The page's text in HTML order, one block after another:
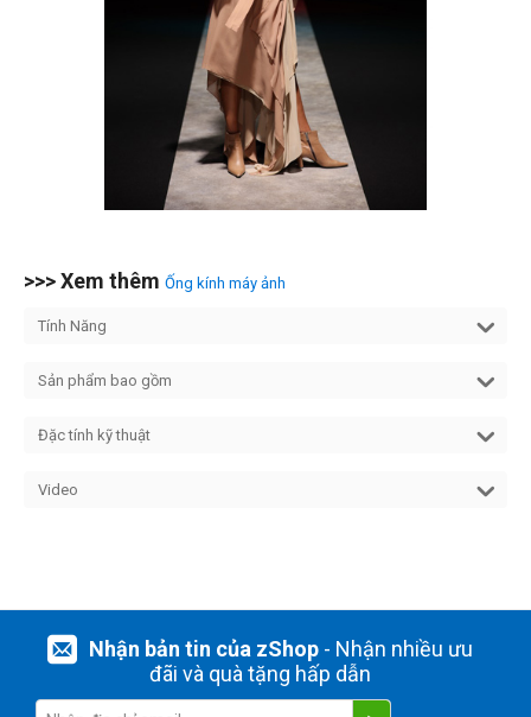
>>> Xem thêm Ống kính máy ảnh
Tính Năng
Sản phẩm bao gồm
Đặc tính kỹ thuật
Video
Nhận bản tin của zShop- Nhận nhiều ưu
đãi và quà tặng hấp dẫn